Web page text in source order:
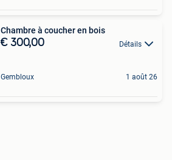
Chambre à coucher en bois
€ 300,00 Détails
Gembloux 1 août 26